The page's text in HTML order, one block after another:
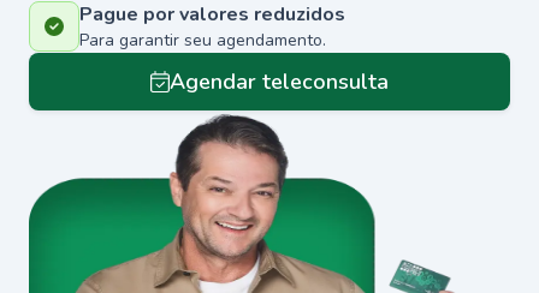
Pague por valores reduzidos
Para garantir seu agendamento.
Agendar teleconsulta